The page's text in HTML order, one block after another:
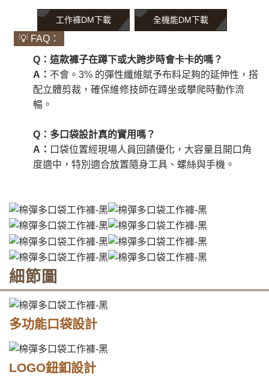
工作褲DM下載 全機能DM下載
💡 FAQ：
Q：這款褲子在蹲下或大跨步時會卡卡的嗎？
A： 不會。3% 的彈性纖維賦予布料足夠的延伸性，搭
配立體剪裁，確保維修技師在蹲坐或攀爬時動作流
暢。
Q：多口袋設計真的實用嗎？
A： 口袋位置經現場人員回饋優化，大容量且開口角
度適中，特別適合放置隨身工具、螺絲與手機。
細節圖
多功能口袋設計
LOGO鈕釦設計